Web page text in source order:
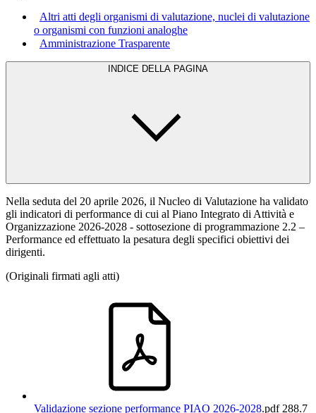
Altri atti degli organismi di valutazione, nuclei di valutazione
o organismi con funzioni analoghe
Amministrazione Trasparente
INDICE DELLA PAGINA
Nella seduta del 20 aprile 2026, il Nucleo di Valutazione ha validato
gli indicatori di performance di cui al Piano Integrato di Attività e
Organizzazione 2026-2028 - sottosezione di programmazione 2.2 –
Performance ed effettuato la pesatura degli specifici obiettivi dei
dirigenti.
(Originali firmati agli atti)
Validazione sezione performance PIAO 2026-2028.pdf288.7